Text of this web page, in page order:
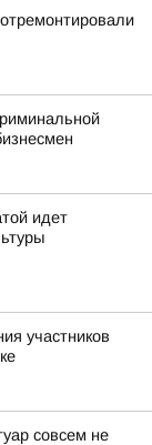
идет
участников
совсем не